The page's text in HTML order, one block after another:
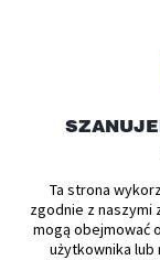
Ta strona
zgodnie z naszymi
mogą obejmować
użytkownika lub